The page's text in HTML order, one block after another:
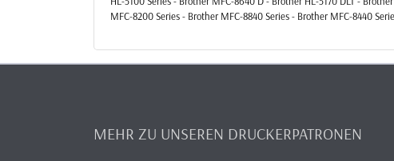
MFC-8200 Series - Brother MFC-8840 Series - Brother MFC-8440
MEHR ZU UNSEREN DRUCKERPATRONEN